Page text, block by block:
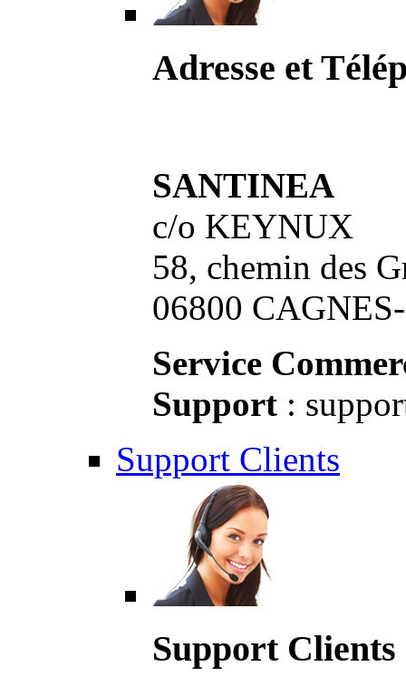
Adresse et
SANTINEA
c/o KEYNUX
58, chemin des
06800
Service
Support :
Support Clients
Support Clients